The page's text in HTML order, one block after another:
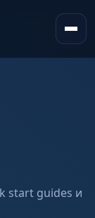
start guides и